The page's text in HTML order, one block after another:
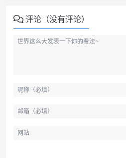
评论（没有评论）